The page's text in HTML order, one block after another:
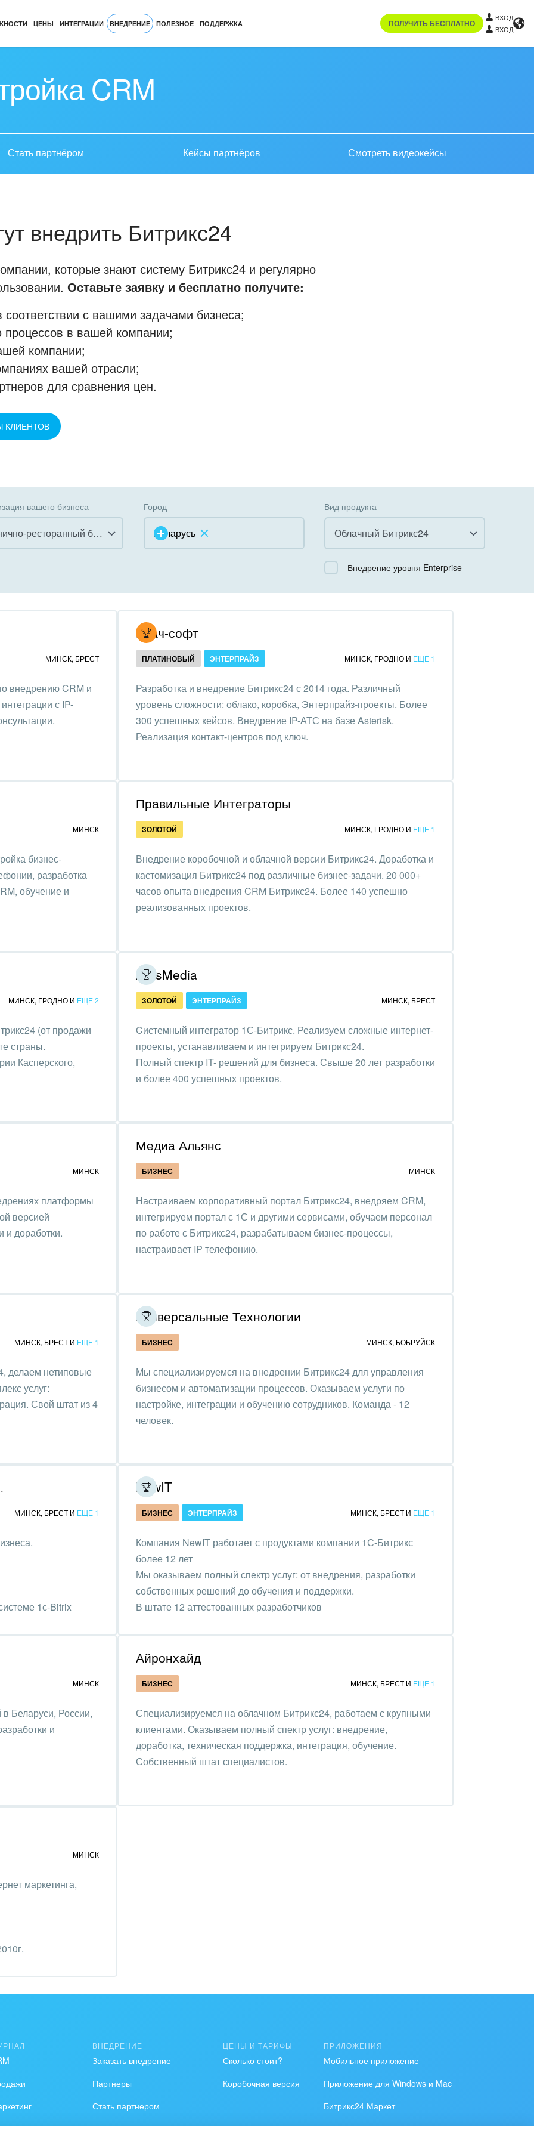
ЦЕНЫ ИНТЕГРАЦИИ ВНЕДРЕНИЕ ПОЛЕЗНОЕ ПОДДЕРЖКА ПОЛУЧИТЬ БЕСПЛАТНО
ВХОД
ВХОД
CRM
Стать партнёром Кейсы партнёров Смотреть видеокейсы
внедрить Битрикс24
которые знают систему Битрикс24 и регулярно
Оставьте заявку и бесплатно получите:
с вашими задачами бизнеса;
в вашей компании;
компании;
вашей отрасли;
для сравнения цен.
КЛИЕНТОВ
вашего бизнеса
Гостинично-ресторанный бизнес
услуги, ЖКХ
Авиация,
фитнес, спорт
пищевая
отрасль
туризм и отдых
бизнес
и
услуги
лес, деревообработка
и фармацевтика
и торговля
и телекоммуникации
Город
Беларусь
Вид продукта
Облачный Битрикс24
Все
Коробочная версия
Внедрение уровня Enterprise
МИНСК, БРЕСТ
внедрению CRM и
с IP-
Итач-софт
ПЛАТИНОВЫЙ ЭНТЕРПРАЙЗ МИНСК, ГРОДНО И ЕЩЕ 1
Разработка и внедрение Битрикс24 с 2014 года. Различный
уровень сложности: облако, коробка, Энтерпрайз-проекты. Более
300 успешных кейсов. Внедрение IP-АТС на базе Asterisk.
Реализация контакт-центров под ключ.
МИНСК
бизнес-
разработка
обучение и
Правильные Интеграторы
ЗОЛОТОЙ МИНСК, ГРОДНО И ЕЩЕ 1
Внедрение коробочной и облачной версии Битрикс24. Доработка и
кастомизация Битрикс24 под различные бизнес-задачи. 20 000+
часов опыта внедрения CRM Битрикс24. Более 140 успешно
реализованных проектов.
МИНСК, ГРОДНО И ЕЩЕ 2
(от продажи
страны.
Касперского,
ArtisMedia
ЗОЛОТОЙ ЭНТЕРПРАЙЗ МИНСК, БРЕСТ
Cистемный интегратор 1С-Битрикс. Реализуем сложные интернет-
проекты, устанавливаем и интегрируем Битрикс24.
Полный спектр IT- решений для бизнеса. Свыше 20 лет разработки
и более 400 успешных проектов.
МИНСК
платформы
версией
и доработки.
Медиа Альянс
БИЗНЕС МИНСК
Настраиваем корпоративный портал Битрикс24, внедряем CRM,
интегрируем портал с 1С и другими сервисами, обучаем персонал
по работе с Битрикс24, разрабатываем бизнес-процессы,
настраивает IP телефонию.
МИНСК, БРЕСТ И ЕЩЕ 1
делаем нетиповые
услуг:
Свой штат из 4
Универсальные Технологии
БИЗНЕС МИНСК, БОБРУЙСК
Мы специализируемся на внедрении Битрикс24 для управления
бизнесом и автоматизации процессов. Оказываем услуги по
настройке, интеграции и обучению сотрудников. Команда - 12
человек.
бизнеса
МИНСК, БРЕСТ И ЕЩЕ 1
1с-Bitrix
NewIT
БИЗНЕС ЭНТЕРПРАЙЗ МИНСК, БРЕСТ И ЕЩЕ 1
Компания NewIT работает с продуктами компании 1С-Битрикс
более 12 лет
Мы оказываем полный спектр услуг: от внедрения, разработки
собственных решений до обучения и поддержки.
В штате 12 аттестованных разработчиков
МИНСК
в Беларуси, России,
и
Айронхайд
БИЗНЕС МИНСК, БРЕСТ И ЕЩЕ 1
Специализируемся на облачном Битрикс24, работаем с крупными
клиентами. Оказываем полный спектр услуг: внедрение,
доработка, техническая поддержка, интеграция, обучение.
Собственный штат специалистов.
МИНСК
маркетинга,
ВНЕДРЕНИЕ
Заказать внедрение
Партнеры
Стать партнером
Битрикс24 для Энтерпрайз
ЦЕНЫ И ТАРИФЫ
Сколько стоит?
Коробочная версия
ПРИЛОЖЕНИЯ
Мобильное приложение
Приложение для Windows и Mac
Битрикс24 Маркет
Разработчикам приложений